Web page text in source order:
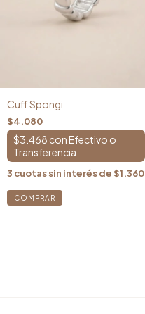
Cuff Spongi
$4.080
$3.468 con
3 cuotas sin interés de$1.360